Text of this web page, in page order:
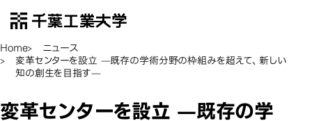
千葉工業大学
Open Menu
Home
ニュース
変革センターを設立 —既存の学術分野の枠組みを超えて、新しい
知の創生を目指す—
変革センターを設立 —既存の学